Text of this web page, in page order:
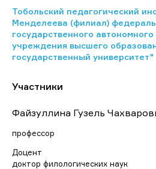
Тобольский педагогический
Менделеева (филиал)
государственного
учреждения высшего
государственный университет"
Участники
Файзуллина Гузель
профессор
Доцент
доктор филологических наук